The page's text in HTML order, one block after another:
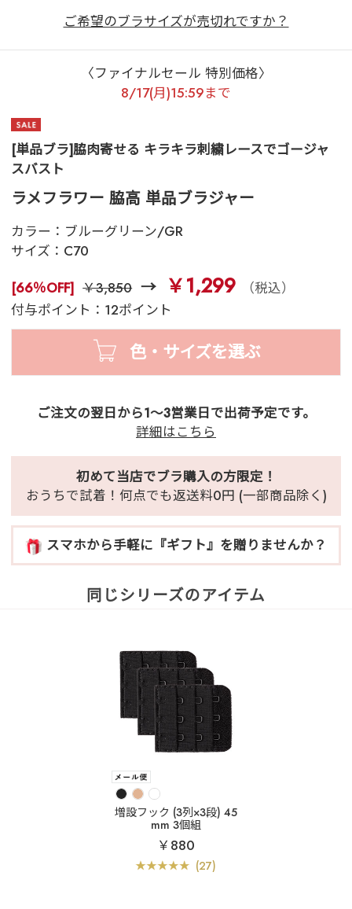
ご希望のブラサイズが売切れですか？
〈ファイナルセール 特別価格〉
8/17(月)15:59まで
[単品ブラ]脇肉寄せる キラキラ刺繍レースでゴージャ
スバスト
ラメフラワー 脇高 単品ブラジャー
カラー： ブルーグリーン/GR
サイズ： C70
[66％OFF] ￥3,850 ￥1,299
（税込）
付与ポイント：12ポイント
色・サイズを選ぶ
ご注文の翌日から1～3営業日で出荷予定です。
詳細はこちら
初めて当店でブラ購入の方限定！
おうちで試着！何点でも返送料0円 (一部商品除く)
スマホから手軽に『ギフト』を贈りませんか？
同じシリーズのアイテム
増設フック (3列×3段) 45
mm 3個組
￥880
(27)